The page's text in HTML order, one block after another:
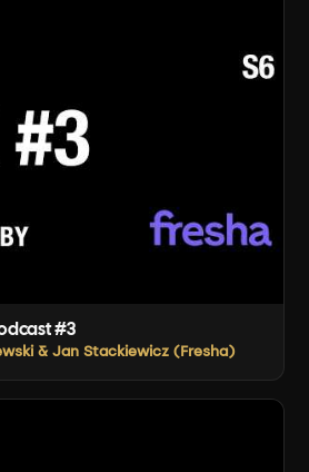
#3
& Jan Stackiewicz (Fresha)